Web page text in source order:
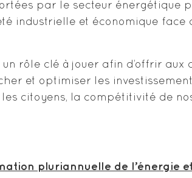
par le secteur énergétique
industrielle et économique
rôle clé à jouer afin d’offrir
et optimiser les
citoyens, la compétitivité de
pluriannuelle de l’énergie